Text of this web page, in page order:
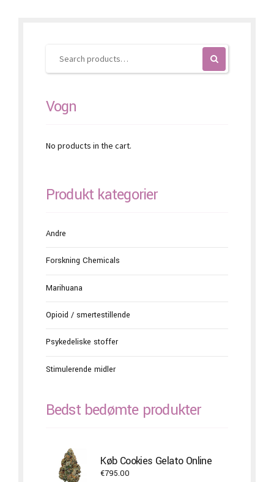
Vogn
No products in the cart.
Produkt kategorier
Andre
Forskning Chemicals
Marihuana
Opioid / smertestillende
Psykedeliske stoffer
Stimulerende midler
Bedst bedømte produkter
Køb Cookies Gelato Online
€795.00